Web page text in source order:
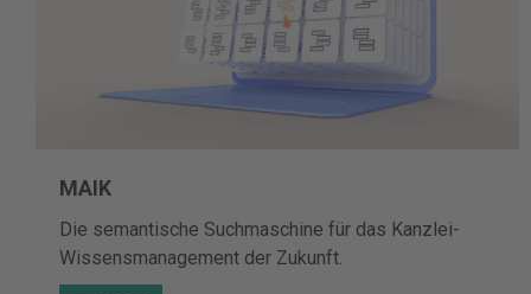
MAIK
Die semantische Suchmaschine für das Kanzlei-
Wissensmanagement der Zukunft.